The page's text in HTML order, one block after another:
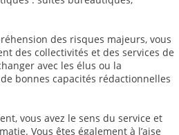
des risques majeurs, vous
des collectivités et des services de
avec les élus ou la
bonnes capacités rédactionnelles
vous avez le sens du service et
Vous êtes également à l’aise